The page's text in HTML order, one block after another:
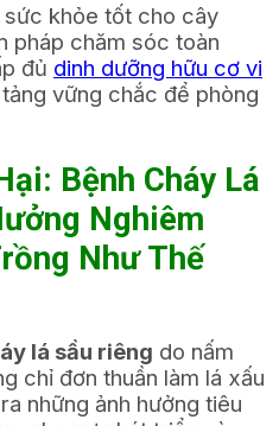
sức khỏe tốt cho cây
pháp chăm sóc toàn
đủ dinh dưỡng hữu cơ vi
tảng vững chắc để phòng
Bệnh Cháy Lá
Nghiêm
Như Thế
lá sầu riêng do nấm
chỉ đơn thuần làm lá xấu
những ảnh hưởng tiêu